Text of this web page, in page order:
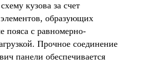
кузова за счет
образующих
пояса с равномерно-
Прочное соединение
панели обеспечивается